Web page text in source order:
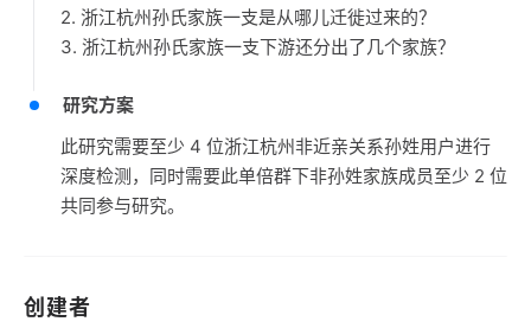
2. 浙江杭州孙氏家族一支是从哪儿迁徙过来的？
3. 浙江杭州孙氏家族一支下游还分出了几个家族？
研究方案
此研究需要至少 4 位浙江杭州非近亲关系孙姓用户进行
深度检测，同时需要此单倍群下非孙姓家族成员至少 2 位
共同参与研究。
创建者